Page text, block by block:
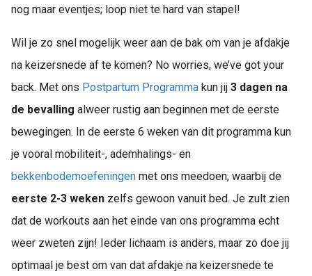
nog maar eventjes; loop niet te hard van stapel!
Wil je zo snel mogelijk weer aan de bak om van je afdakje
na keizersnede af te komen? No worries, we’ve got your
back. Met ons Postpartum Programma kun jij 3 dagen na
de bevalling alweer rustig aan beginnen met de eerste
bewegingen. In de eerste 6 weken van dit programma kun
je vooral mobiliteit-, ademhalings- en
bekkenbodemoefeningen met ons meedoen, waarbij de
eerste 2-3 weken zelfs gewoon vanuit bed. Je zult zien
dat de workouts aan het einde van ons programma echt
weer zweten zijn! Ieder lichaam is anders, maar zo doe jij
optimaal je best om van dat afdakje na keizersnede te